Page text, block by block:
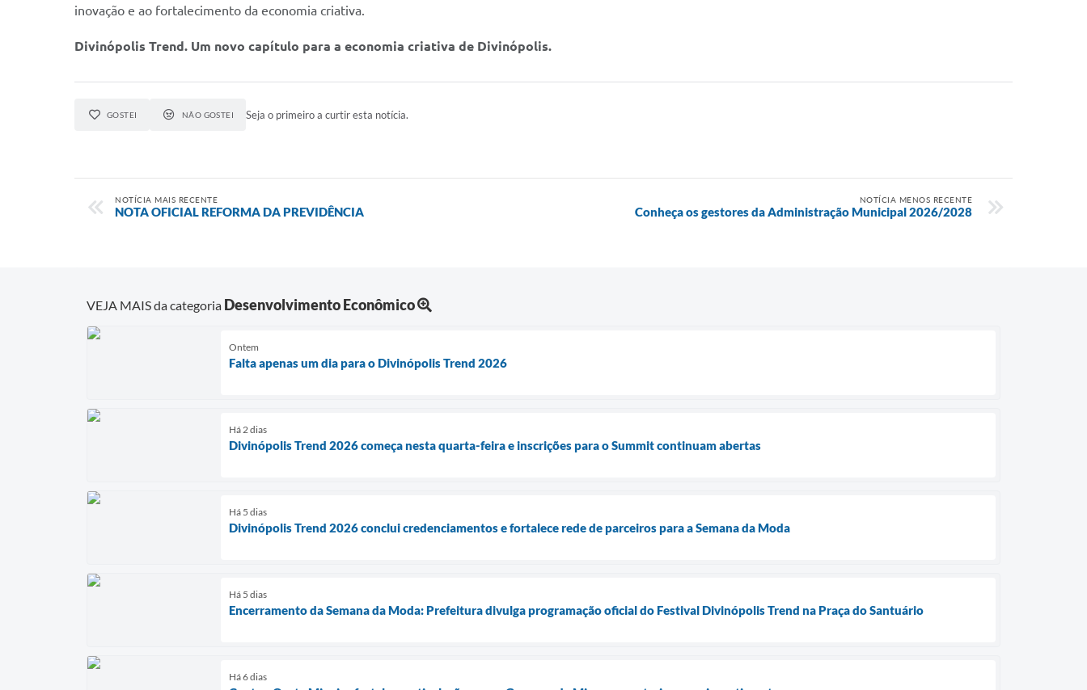
inovação e ao fortalecimento da economia criativa.
Divinópolis Trend. Um novo capítulo para a economia criativa de Divinópolis.
GOSTEI NÃO GOSTEI Seja o primeiro a curtir esta notícia.
NOTÍCIA MAIS RECENTE
NOTA OFICIAL REFORMA DA PREVIDÊNCIA
NOTÍCIA MENOS RECENTE
Conheça os gestores da Administração Municipal 2026/2028
VEJA MAIS da categoria Desenvolvimento Econômico
Ontem
Falta apenas um dia para o Divinópolis Trend 2026
Há 2 dias
Divinópolis Trend 2026 começa nesta quarta-feira e inscrições para o Summit continuam abertas
Há 5 dias
Divinópolis Trend 2026 conclui credenciamentos e fortalece rede de parceiros para a Semana da Moda
Há 5 dias
Encerramento da Semana da Moda: Prefeitura divulga programação oficial do Festival Divinópolis Trend na Praça do Santuário
Há 6 dias